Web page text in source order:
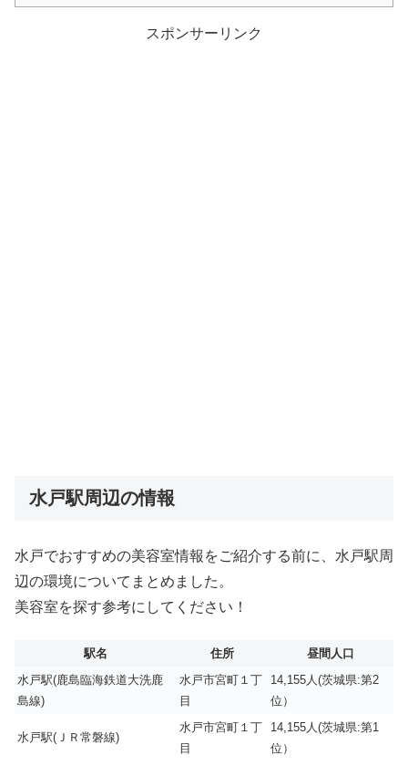
スポンサーリンク
水戸駅周辺の情報
水戸でおすすめの美容室情報をご紹介する前に、水戸駅周
辺の環境についてまとめました。
美容室を探す参考にしてください！
駅名 住所
昼間人口
水戸駅(鹿島臨海鉄道大洗鹿
島線)
水戸市宮町１丁
目
14,155人(茨城県:第2
位）
水戸駅(ＪＲ常磐線)
水戸市宮町１丁
目
14,155人(茨城県:第1
位）